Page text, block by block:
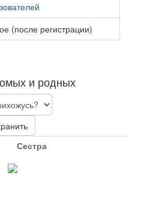
(после регистрации)
и родных
Сестра